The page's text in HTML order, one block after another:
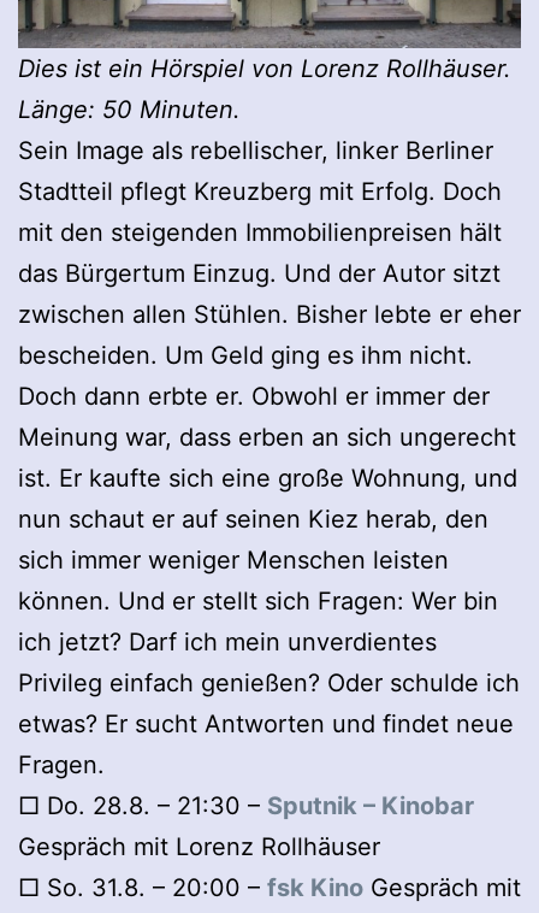
Dies ist ein Hörspiel von Lorenz Rollhäuser.
Länge: 50 Minuten.
Sein Image als rebellischer, linker Berliner
Stadtteil pflegt Kreuzberg mit Erfolg. Doch
mit den steigenden Immobilienpreisen hält
das Bürgertum Einzug. Und der Autor sitzt
zwischen allen Stühlen. Bisher lebte er eher
bescheiden. Um Geld ging es ihm nicht.
Doch dann erbte er. Obwohl er immer der
Meinung war, dass erben an sich ungerecht
ist. Er kaufte sich eine große Wohnung, und
nun schaut er auf seinen Kiez herab, den
sich immer weniger Menschen leisten
können. Und er stellt sich Fragen: Wer bin
ich jetzt? Darf ich mein unverdientes
Privileg einfach genießen? Oder schulde ich
etwas? Er sucht Antworten und findet neue
Fragen.
□ Do. 28.8. – 21:30 – Sputnik – Kinobar
Gespräch mit Lorenz Rollhäuser
□ So. 31.8. – 20:00 – fsk Kino Gespräch mit